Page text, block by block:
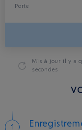
Porte
Mis à jour il y a
secondes